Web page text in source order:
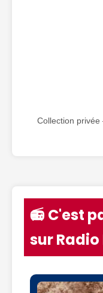
Collection privée
📻 C'est
sur